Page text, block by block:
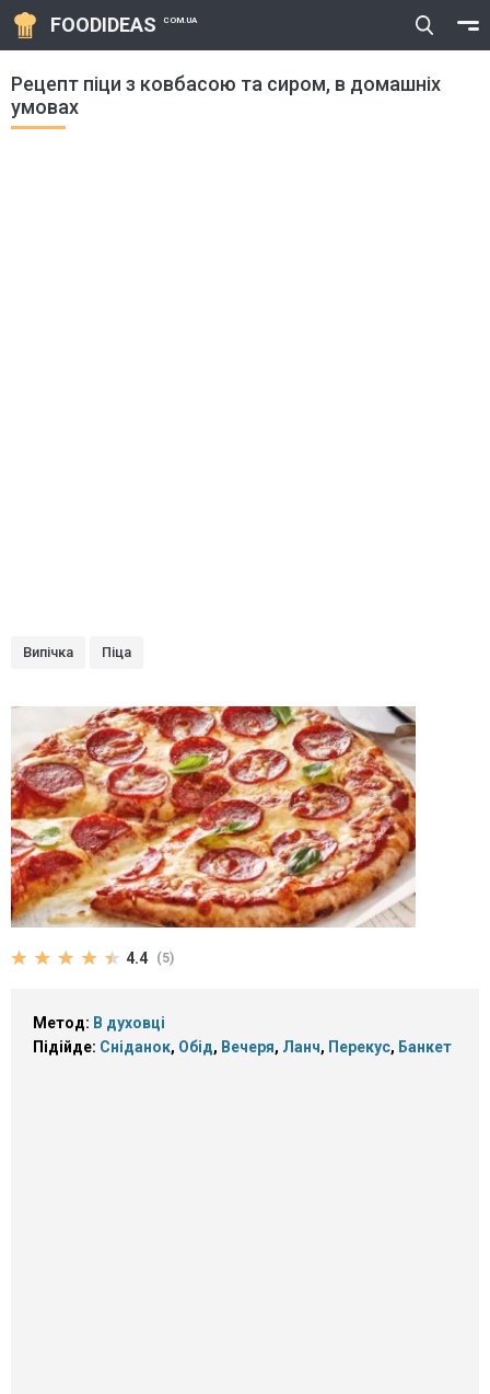
FOODIDEAS COM.UA
Рецепт піци з ковбасою та сиром, в домашніх
умовах
Випічка Піца
4.4 (5)
Метод: В духовці
Підійде: Сніданок, Обід, Вечеря, Ланч, Перекус, Банкет